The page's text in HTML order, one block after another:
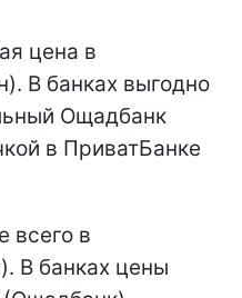
цена в
В банках выгодно
Ощадбанк
в ПриватБанке
всего в
В банках цены